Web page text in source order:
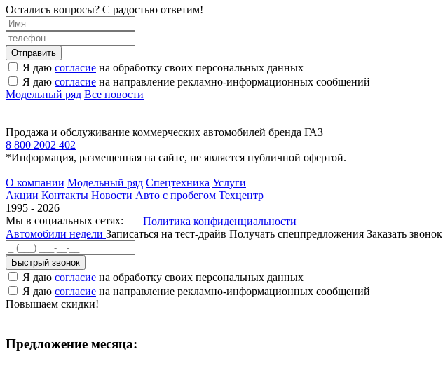
Остались вопросы? С радостью ответим!
Я даю согласие на обработку своих персональных данных
Я даю согласие на направление рекламно-информационных сообщений
Модельный ряд Все новости
Продажа и обслуживание коммерческих автомобилей бренда ГАЗ
8 800 2002 402
*Информация, размещенная на сайте, не является публичной офертой.
О компании Модельный ряд Спецтехника Услуги
Акции Контакты Новости Авто с пробегом Техцентр
1995 - 2026
Мы в социальных сетях:
Политика конфиденциальности
Автомобили недели Записаться на тест-драйв Получать спецпредложения Заказать звонок
Быстрый звонок
Я даю согласие на обработку своих персональных данных
Я даю согласие на направление рекламно-информационных сообщений
Повышаем скидки!
Предложение месяца: